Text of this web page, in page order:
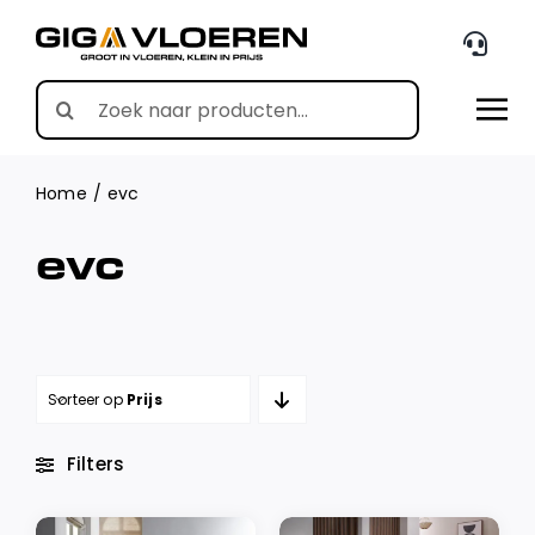
content
Search
for:
Home evc
evc
Sorteer op Prijs
Filters